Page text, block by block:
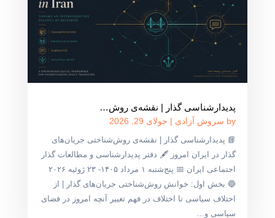
پدیدارشناسی گذار | نقشه‌ی روش‌…
by سروش آزادی | جولای 29, 2026
📘 پدیدارشناسی گذار | نقشه‌ی روش‌شناختی جریان‌های
گذار در ایران امروز 🖋 دفتر پدیدارشناسی و مطالعات گذار
اجتماعی ایران 📅 پنج‌شنبه ۱ مرداد ۱۴۰۵- ۲۳ ژوئیه ۲۰۲۶
🔵 بخش اول: خوانش روش‌شناختی جریان‌های گذار | از
اختلاف سیاسی تا اختلاف در فهم تغییر آنچه امروز در فضای
سیاسی و...